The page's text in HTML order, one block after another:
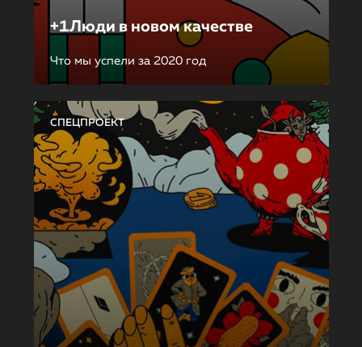
+1Люди в новом качестве
Что мы успели за 2020 год
СПЕЦПРОЕКТ